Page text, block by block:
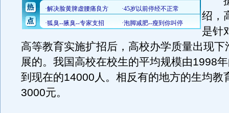
绍，
是针
高等教育实施扩招后，高校办学质量出现下
展的。我国高校在校生的平均规模由1998
到现在的14000人。相反有的地方的生均教
3000元。